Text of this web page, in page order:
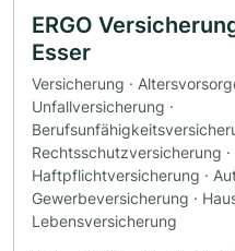
ERGO
Esser
Versicherung ·
Unfallversicherung ·
Rechtsschutzversicherung
Haftpflichtversicherung ·
Gewerbeversicherung ·
Lebensversicherung